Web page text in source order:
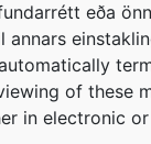
eða
of these
in electronic